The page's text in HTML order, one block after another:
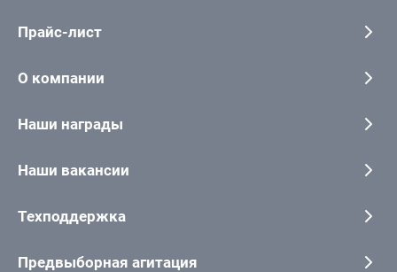
Прайс-лист
О компании
Наши награды
Наши вакансии
Техподдержка
Предвыборная агитация